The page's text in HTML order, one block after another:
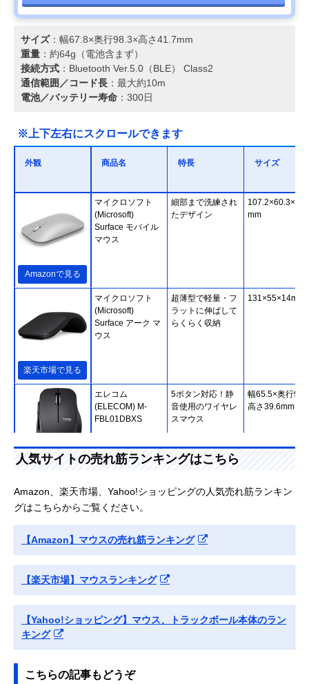
サイズ：幅67.8×奥行98.3×高さ41.7mm
重量 ：約64g（電池含まず）
接続方式 ：Bluetooth Ver.5.0（BLE） Class2
通信範囲／コード長 ：最大約10m
電池／バッテリー寿命 ：300日
※上下左右にスクロールできます
外観 商品名 特長 サイズ
Amazonで見る
マイクロソフト
(Microsoft)
Surface モバイル
マウス
細部まで洗練され
たデザイン
mm
楽天市場で見る
マイクロソフト
(Microsoft)
Surface アーク マ
ウス
超薄型で軽量・フ
ラットに伸ばして
らくらく収納
131×55×14mm
Amazonで見る
エレコム
(ELECOM) M-
FBL01DBXS
5ボタン対応！静
音使用のワイヤレ
スマウス
幅65.5×奥行
高さ39.6mm
Logicool(ロジクー
ル) M100n
すぐに使える！有
幅62×奥行113×
Logicool(ロジクー
ル) MARATHON
間持続する長寿命
さ109mm
Logicool(ロジクー
人気サイトの売れ筋ランキングはこちら
Amazon、楽天市場、Yahoo!ショッピングの人気売れ筋ランキン
グはこちらからご覧ください。
【Amazon】マウスの売れ筋ランキング
【楽天市場】マウスランキング
【Yahoo!ショッピング】マウス、トラックボール本体のラン
キング
こちらの記事もどうぞ